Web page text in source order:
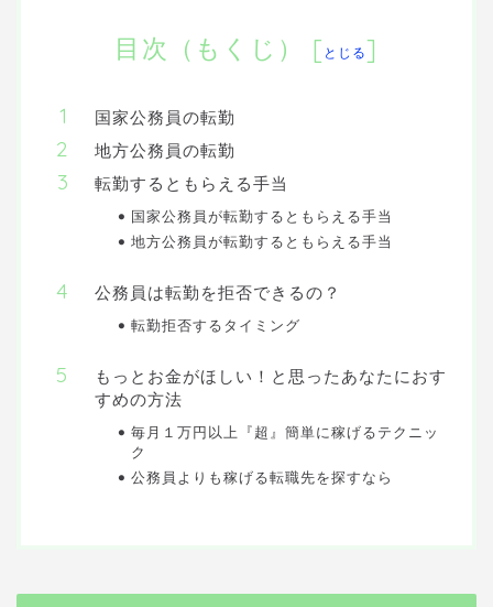
目次（もくじ） [ とじる]
国家公務員の転勤
地方公務員の転勤
転勤するともらえる手当
国家公務員が転勤するともらえる手当
地方公務員が転勤するともらえる手当
公務員は転勤を拒否できるの？
転勤拒否するタイミング
もっとお金がほしい！と思ったあなたにおす
すめの方法
毎月１万円以上『超』簡単に稼げるテクニッ
ク
公務員よりも稼げる転職先を探すなら